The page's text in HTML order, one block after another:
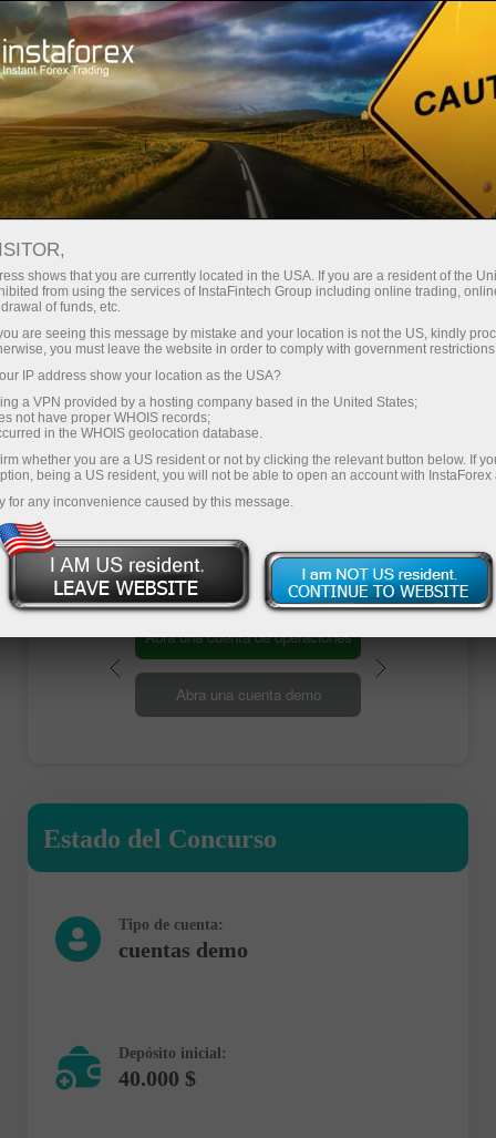
Contests FX-1 Rally
FX-1 Rally
A continuación se muestra la lista de
participantes inscritos en la etapa actual del
concurso FX-1 Rally organizado por InstaForex.
Puede registrarse para la siguiente etapa del
concurso ahora mismo haciendo clic en el
botón Registro.
Participa
Abra una cuenta de operaciones
Abra una cuenta demo
Estado del Concurso
Tipo de cuenta:
cuentas demo
Depósito inicial:
40.000 $
shows that you are currently located in the USA. If you are a resident of the
from using the services of InstaFintech Group including online trading,
of funds, etc.
are seeing this message by mistake and your location is not the US, kindly
you must leave the website in order to comply with government
IP address show your location as the USA?
a VPN provided by a hosting company based in the United States;
not have proper WHOIS records;
in the WHOIS geolocation database.
whether you are a US resident or not by clicking the relevant button below. If
being a US resident, you will not be able to open an account with InstaForex
for any inconvenience caused by this message.